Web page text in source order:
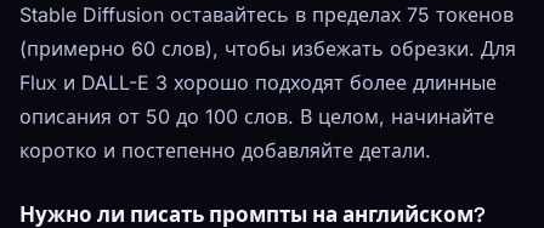
Stable Diffusion оставайтесь в пределах 75 токенов
(примерно 60 слов), чтобы избежать обрезки. Для
Flux и DALL-E 3 хорошо подходят более длинные
описания от 50 до 100 слов. В целом, начинайте
коротко и постепенно добавляйте детали.
Нужно ли писать промпты на английском?